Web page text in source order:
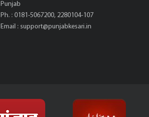
Punjab
Ph. : 0181-5067200, 2280104-107
Email : support@punjabkesari.in